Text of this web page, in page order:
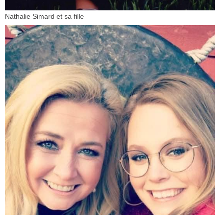
Nathalie Simard et sa fille